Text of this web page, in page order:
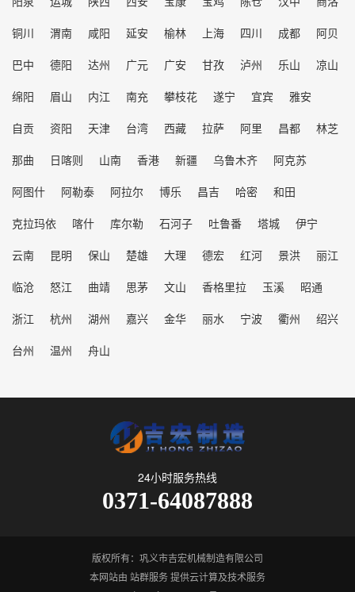
铜川
渭南 咸阳 延安 榆林 上海 四川 成都
阿贝
巴中
德阳 达州 广元 广安 甘孜 泸州 乐山
凉山
绵阳
眉山 内江 南充 攀枝花 遂宁 宜宾
雅安
自贡
资阳 天津 台湾 西藏 拉萨 阿里 昌都
林芝
那曲
日喀则 山南 香港 新疆 乌鲁木齐
阿克苏
阿图什
阿勒泰 阿拉尔 博乐 昌吉 哈密
和田
克拉玛依
喀什 库尔勒 石河子 吐鲁番 塔城
伊宁
云南
昆明 保山 楚雄 大理 德宏 红河 景洪
丽江
临沧
怒江 曲靖 思茅 文山 香格里拉 玉溪
昭通
浙江
杭州 湖州 嘉兴 金华 丽水 宁波 衢州
绍兴
台州
温州 舟山
24小时服务热线
0371-64087888
版权所有：巩义市吉宏机械制造有限公司
本网站由 站群服务提供云计算及技术服务